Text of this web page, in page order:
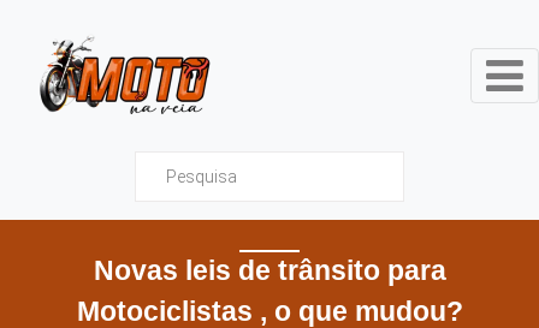
Moto na Veia - Tudo que
Novas leis de trânsito para
Motociclistas , o que mudou?